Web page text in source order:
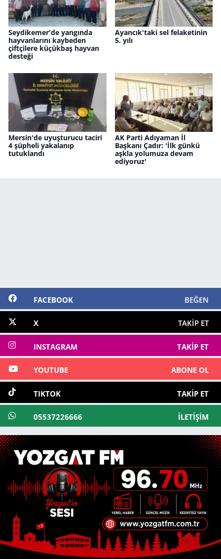
Seydikemer'de yangında
hayvanlarını kaybeden
çiftçilere küçükbaş hayvan
desteği
Ayancık'taki sel felaketinin
5. yılı
Mersin'de uyuşturucu taciri
4 şüpheli yakalanıp
tutuklandı
AK Parti Adıyaman İl
Başkanı Çadır: 'İlk günkü
aşkla yolumuza devam
ediyoruz'
FACEBOOK BEĞEN
X TAKIP ET
INSTAGRAM TAKIP ET
YOUTUBE ABONE OL
TIKTOK TAKIP ET
05537226666 İLETIŞIM